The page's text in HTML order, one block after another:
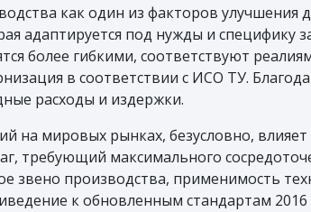
как один из факторов улучшения
адаптируется под нужды и специфику
более гибкими, соответствуют
в соответствии с ИСО ТУ.
расходы и издержки.
на мировых рынках, безусловно,
требующий максимального
звено производства, применимость
к обновленным стандартам